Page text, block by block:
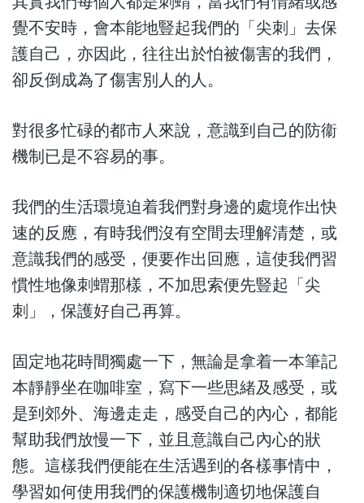
覺不安時，會本能地豎起我們的「尖刺」去保
護自己，亦因此，往往出於怕被傷害的我們，
卻反倒成為了傷害別人的人。
對很多忙碌的都市人來說，意識到自己的防衞
機制已是不容易的事。
我們的生活環境迫着我們對身邊的處境作出快
速的反應，有時我們沒有空間去理解清楚，或
意識我們的感受，便要作出回應，這使我們習
慣性地像刺蝟那樣，不加思索便先豎起「尖
刺」，保護好自己再算。
固定地花時間獨處一下，無論是拿着一本筆記
本靜靜坐在咖啡室，寫下一些思緒及感受，或
是到郊外、海邊走走，感受自己的內心，都能
幫助我們放慢一下，並且意識自己內心的狀
態。這樣我們便能在生活遇到的各樣事情中，
學習如何使用我們的保護機制適切地保護自